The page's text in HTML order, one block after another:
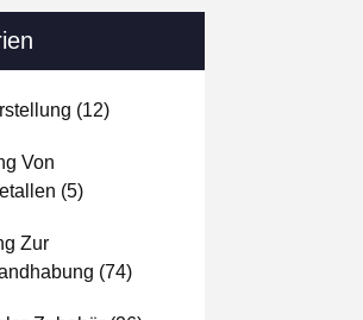
(12)
Von
(5)
Zur
(74)